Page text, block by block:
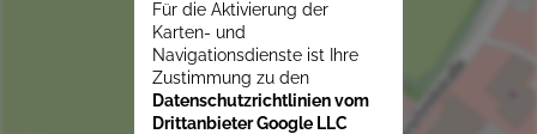
Für die Aktivierung der
Karten- und
Navigationsdienste ist Ihre
Zustimmung zu den
Datenschutzrichtlinien vom
Drittanbieter Google LLC